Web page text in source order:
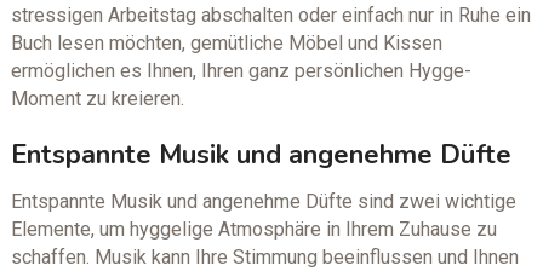
stressigen Arbeitstag abschalten oder einfach nur in Ruhe ein
Buch lesen möchten, gemütliche Möbel und Kissen
ermöglichen es Ihnen, Ihren ganz persönlichen Hygge-
Moment zu kreieren.
Entspannte Musik und angenehme Düfte
Entspannte Musik und angenehme Düfte sind zwei wichtige
Elemente, um hyggelige Atmosphäre in Ihrem Zuhause zu
schaffen. Musik kann Ihre Stimmung beeinflussen und Ihnen